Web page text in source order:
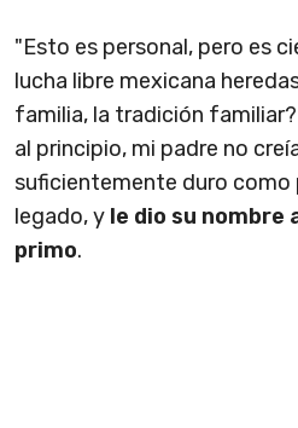
"Esto es personal, pero es
lucha libre mexicana
familia, la tradición
al principio, mi padre no
suficientemente duro como
legado, y le dio su nombre
primo.